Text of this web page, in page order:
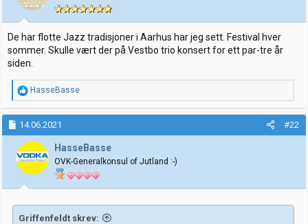
n
r
:
De har flotte Jazz tradisjoner i Aarhus har jeg sett. Festival hver
sommer. Skulle vært der på Vestbo trio konsert for ett par-tre år
siden.
R
e
a
k
s
j
o
e
r
HasseBasse
14.06.2021 #22
HasseBasse
OVK-Generalkonsul of Jutland :-)
Griffenfeldt skrev: